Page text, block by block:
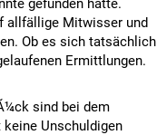
gefunden hatte.
allfällige Mitwisser und
Ob es sich tatsächlich
Ermittlungen.
sind bei dem
Unschuldigen